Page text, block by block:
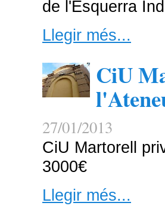
de l'Esquerra
Llegir més...
CiU
27/01/2013
CiU Martorell
3000€
Llegir més...